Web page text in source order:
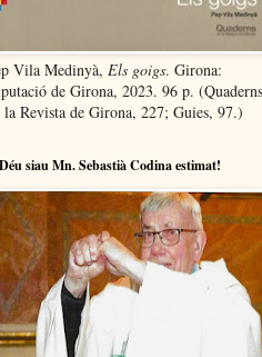
Vila Medinyà, Els goigs. Girona:
de Girona, 2023. 96 p. (Quaderns
la Revista de Girona, 227; Guies, 97.)
siau Mn. Sebastià Codina estimat!